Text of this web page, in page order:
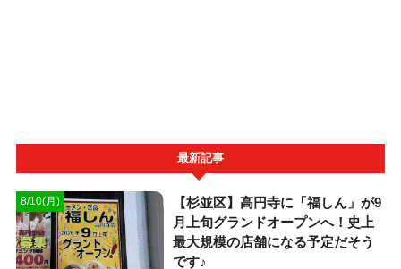
最新記事
8/10(月)
【杉並区】高円寺に「福しん」が9
月上旬グランドオープンへ！史上
最大規模の店舗になる予定だそう
です♪